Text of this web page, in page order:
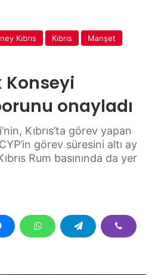
Kıbrıs Kıbrıs
Manşet
Konseyi
onayladı
Kıbrıs’ta görev yapan
görev süresini altı ay
Rum basınında da yer